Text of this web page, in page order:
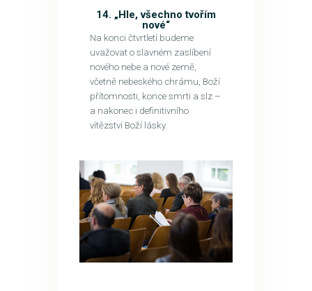
14. „Hle, všechno tvořím
nové“
Na konci čtvrtletí budeme
uvažovat o slavném zaslíbení
nového nebe a nové země,
včetně nebeského chrámu, Boží
přítomnosti, konce smrti a slz –
a nakonec i definitivního
vítězství Boží lásky.